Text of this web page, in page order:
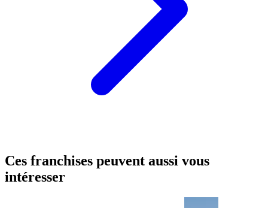
Ces franchises peuvent aussi vous
intéresser